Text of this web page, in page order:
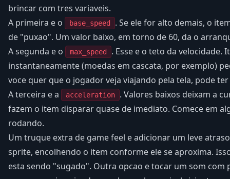
brincar com tres variaveis.
A primeira e o
base_speed
. Se ele for alto demais, o
de "puxao". Um valor baixo, em torno de 60, da o
A segunda e o
max_speed
. Esse e o teto da velocidade.
instantaneamente (moedas em cascata, por exemplo)
voce quer que o jogador veja viajando pela tela, pode
A terceira e a
acceleration
. Valores baixos deixam a
fazem o item disparar quase de imediato. Comece em
rodando.
Um truque extra de game feel e adicionar um leve
sprite, encolhendo o item conforme ele se aproxima.
esta sendo "sugado". Outra opcao e tocar um som com